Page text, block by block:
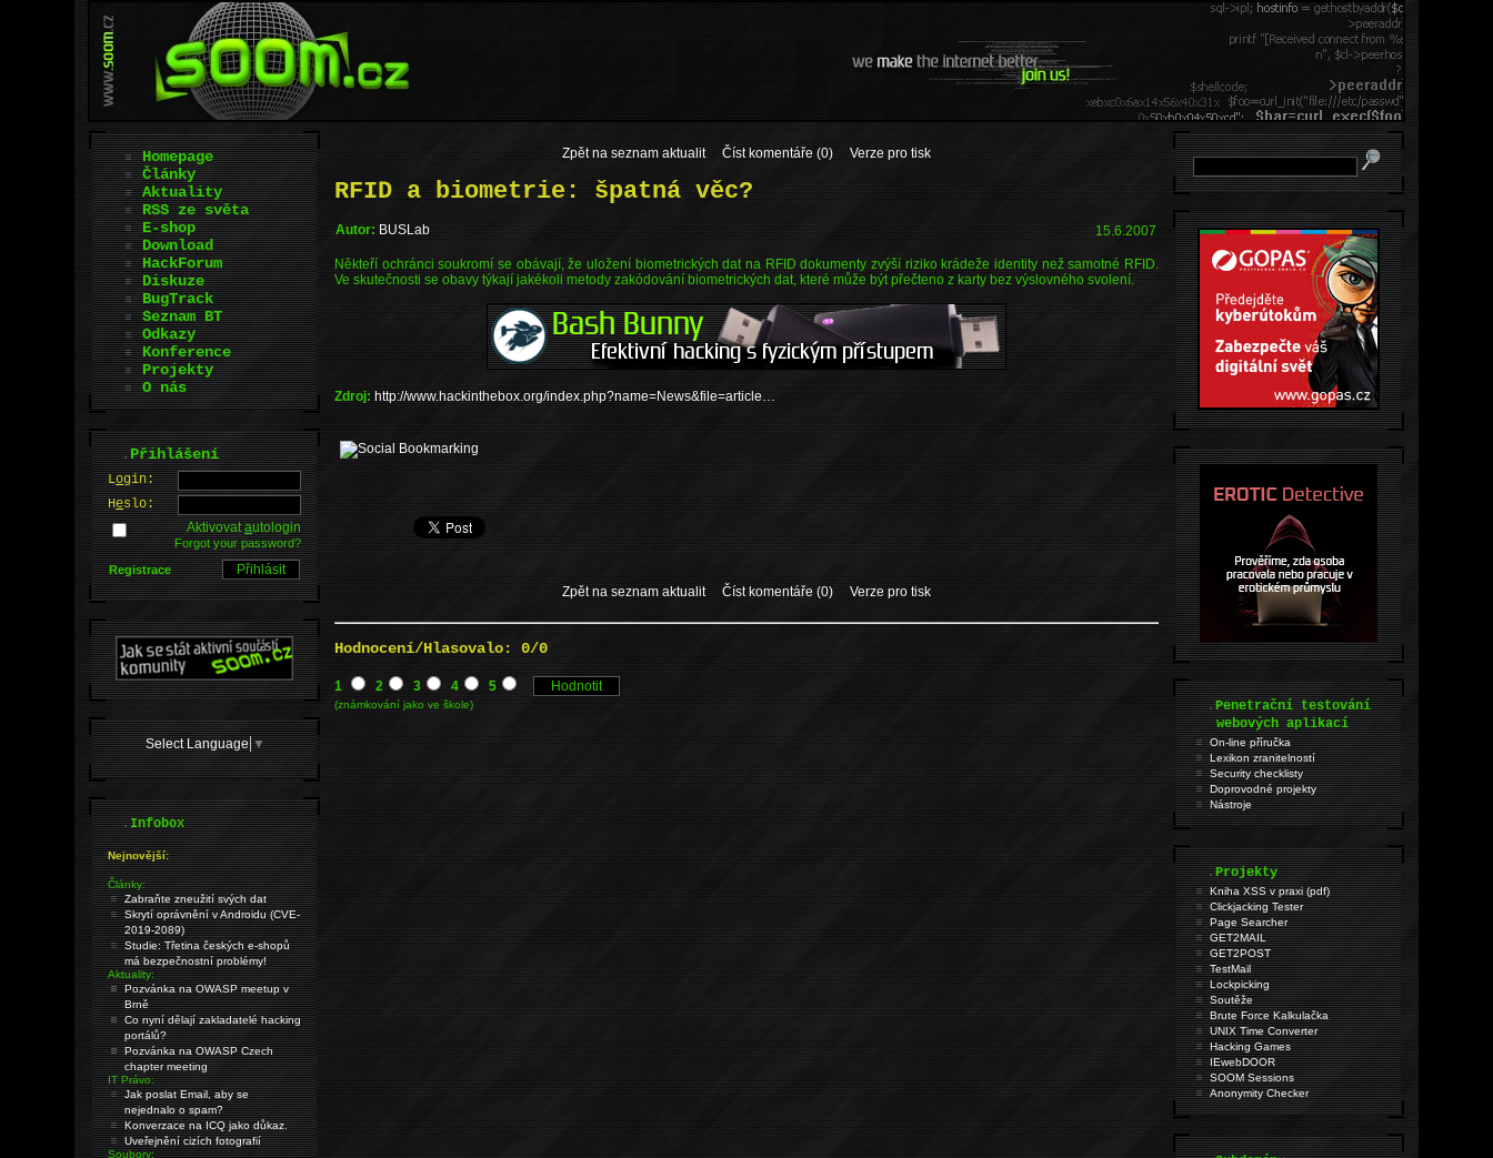
Zpět na seznam aktualit Číst komentáře (0) Verze pro tisk
RFID a biometrie: špatná věc?
Autor: BUSLab 15.6.2007
Někteří ochránci soukromí se obávají, že uložení biometrických dat na RFID dokumenty zvýší riziko krádeže identity než samotné RFID.
Ve skutečnosti se obavy týkají jakékoli metody zakódování biometrických dat, které může být přečteno z karty bez výslovného svolení.
Zdroj: http://www.hackinthebox.org/index.php?name=News&file=article…
Zpět na seznam aktualit Číst komentáře (0) Verze pro tisk
Hodnocení/Hlasovalo: 0/0
1 2 3 4 5
(známkování jako ve škole)
Homepage
Články
Aktuality
RSS ze světa
E-shop
Download
HackForum
Diskuze
BugTrack
Seznam BT
Odkazy
Konference
Projekty
O nás
.Přihlášení
Login:
Heslo:
Aktivovatautologin
Forgot your password?
Registrace
Select Language ▼
.Infobox
Nejnovější:
Články:
Zabraňte zneužití svých dat
Skrytí oprávnění v Androidu (CVE-
2019-2089)
Studie: Třetina českých e-shopů
má bezpečnostní problémy!
Aktuality:
Pozvánka na OWASP meetup v
Brně
Co nyní dělají zakladatelé hacking
portálů?
Pozvánka na OWASP Czech
chapter meeting
IT Právo:
Jak poslat Email, aby se
nejednalo o spam?
Konverzace na ICQ jako důkaz.
Uveřejnění cizích fotografií
Soubory:
.Penetrační testování
webových aplikací
On-line příručka
Lexikon zranitelností
Security checklisty
Doprovodné projekty
Nástroje
.Projekty
Kniha XSS v praxi (pdf)
Clickjacking Tester
Page Searcher
GET2MAIL
GET2POST
TestMail
Lockpicking
Soutěže
Brute Force Kalkulačka
UNIX Time Converter
Hacking Games
IEwebDOOR
SOOM Sessions
Anonymity Checker